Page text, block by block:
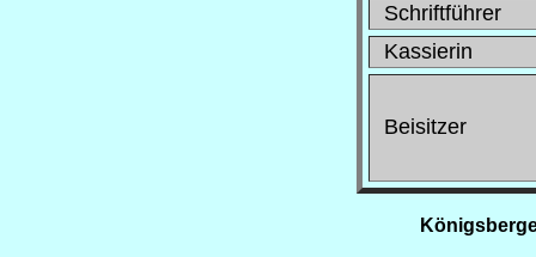
Schriftführer
Kassierin
Beisitzer